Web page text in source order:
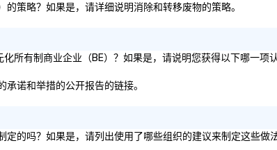
策略？如果是，请详细说明消除和转移废物的策略。
所有制商业企业（BE）？如果是，请说明您获得以下哪一项
诺和举措的公开报告的链接。
的吗？如果是，请列出使用了哪些组织的建议来制定这些做